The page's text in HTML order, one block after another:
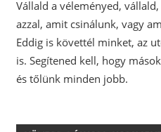
Vállald a véleményed,
azzal, amit csinálunk, vagy
Eddig is követtél minket, az
is. Segítened kell, hogy
és tőlünk minden jobb.